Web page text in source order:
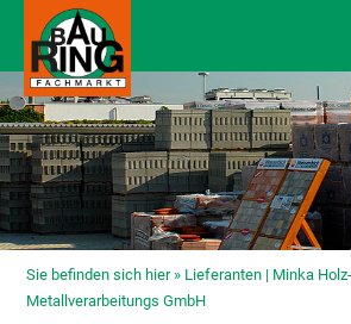
Sie befinden sich hier » Lieferanten | Minka
Metallverarbeitungs GmbH